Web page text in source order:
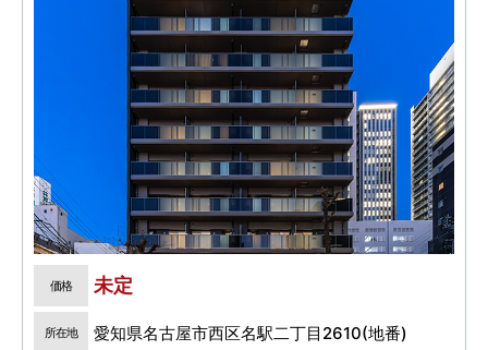
価格 未定
所在地 愛知県名古屋市西区名駅二丁目2610(地番)